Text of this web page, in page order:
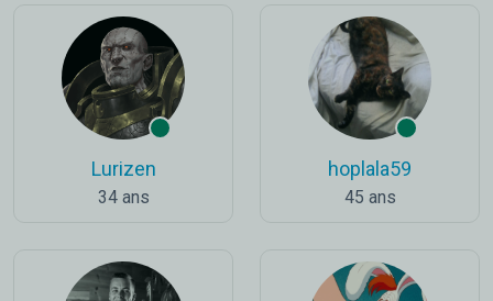
Lurizen
34 ans
hoplala59
45 ans